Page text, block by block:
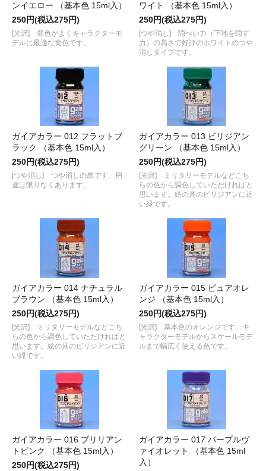
ンイエロー （基本色 15ml入）
250円(税込275円)
[光沢] 発色がよくキャラクターモ
デルに最適な黄色です。
ワイト （基本色 15ml入）
250円(税込275円)
[つや消し] 隠ぺい力（下地を隠す
力）の高さで好評のホワイトのつや
消しタイプです。
ガイアカラー 012 フラットブ
ラック （基本色 15ml入）
250円(税込275円)
[つや消し] つや消しの黒です。用
途は限りなくあります。
ガイアカラー 013 ビリジアン
グリーン （基本色 15ml入）
250円(税込275円)
[光沢] ミリタリーモデルなどこち
らの色から調色していただければと
思います。絵の具のビリジアンに近
い緑です。
ガイアカラー 014 ナチュラル
ブラウン （基本色 15ml入）
250円(税込275円)
[光沢] ミリタリーモデルなどこち
らの色から調色していただければと
思います。絵の具のビリジアンに近
い緑です。
ガイアカラー 015 ピュアオレ
ンジ （基本色 15ml入）
250円(税込275円)
[光沢] 基本色のオレンジです。キ
ャラクターモデルからスケールモデ
ルまで幅広く使える色です。
ガイアカラー 016 ブリリアン
トピンク （基本色 15ml入）
250円(税込275円)
ガイアカラー 017 パープルヴ
ァイオレット （基本色 15ml
入）